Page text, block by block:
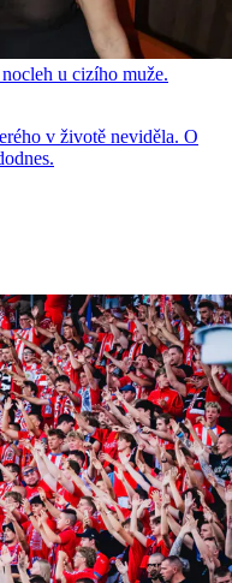
u cizího muže.
v životě neviděla. O